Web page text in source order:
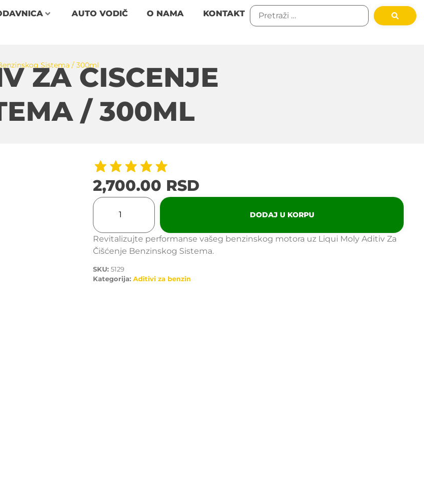
AUTO VODIČ O NAMA KONTAKT
Sistema / 300ml
ZA CISCENJE
/ 300ML
2,700.00 RSD
DODAJ U KORPU
Revitalizujte performanse vašeg benzinskog motora uz Liqui Moly Aditiv Za
Čišćenje Benzinskog Sistema.
SKU: 5129
Kategorija: Aditivi za benzin